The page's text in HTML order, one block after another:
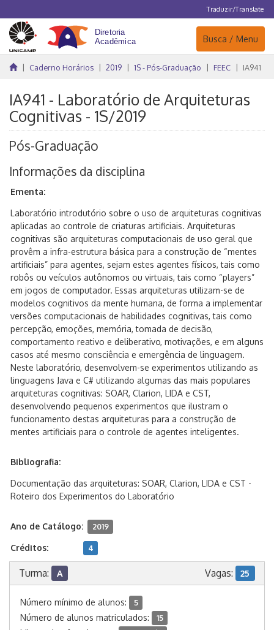
Traduzir/Translate
Navegação
Busca / Menu
Caderno Horários 2019 1S - Pós-Graduação FEEC IA941
IA941 - Laboratório de Arquiteturas
Cognitivas - 1S/2019
Pós-Graduação
Informações da disciplina
Ementa:
Laboratório introdutório sobre o uso de arquiteturas cognitivas
aplicadas ao controle de criaturas artificiais. Arquiteturas
cognitivas são arquiteturas computacionais de uso geral que
provêm a infra-estrutura básica para a construção de “mentes
artificiais” para agentes, sejam estes agentes físicos, tais como
robôs ou veículos autônomos ou virtuais, tais como “players”
em jogos de computador. Essas arquiteturas utilizam-se de
modelos cognitivos da mente humana, de forma a implementar
versões computacionais de habilidades cognitivas, tais como
percepção, emoções, memória, tomada de decisão,
comportamento reativo e deliberativo, motivações, e em alguns
casos até mesmo consciência e emergência de linguagem.
Neste laboratório, desenvolvem-se experimentos utilizando as
linguagens Java e C# utilizando algumas das mais populares
arquiteturas cognitivas: SOAR, Clarion, LIDA e CST,
desenvolvendo pequenos experimentos que ilustram o
funcionamento destas arquiteturas para a construção de
mentes artificiais para o controle de agentes inteligentes.
Bibliografia:
Documentação das arquiteturas: SOAR, Clarion, LIDA e CST -
Roteiro dos Experimentos do Laboratório
Ano de Catálogo: 2019
Créditos: 4
Turma: A Vagas: 25
Número mínimo de alunos: 5
Número de alunos matriculados: 15